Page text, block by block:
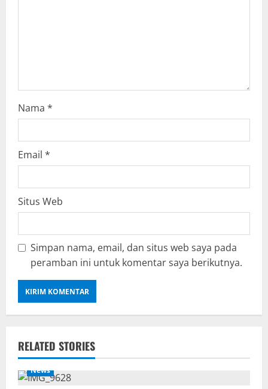
Nama *
Email *
Situs Web
Simpan nama, email, dan situs web saya pada
peramban ini untuk komentar saya berikutnya.
RELATED STORIES
News